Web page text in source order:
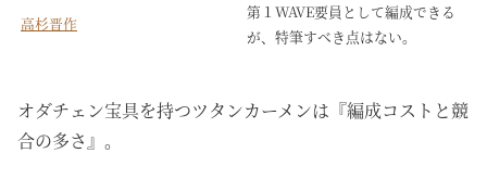
高杉晋作
第１WAVE要員として編成できる
が、特筆すべき点はない。
オダチェン宝具を持つツタンカーメンは『編成コストと競
合の多さ』。